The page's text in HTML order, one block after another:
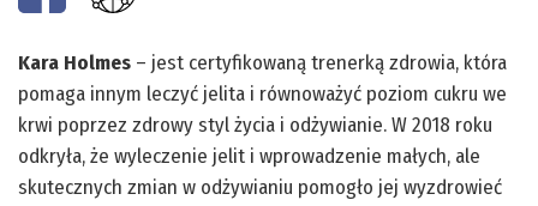
Kara Holmes – jest certyfikowaną trenerką zdrowia, która
pomaga innym leczyć jelita i równoważyć poziom cukru we
krwi poprzez zdrowy styl życia i odżywianie. W 2018 roku
odkryła, że wyleczenie jelit i wprowadzenie małych, ale
skutecznych zmian w odżywianiu pomogło jej wyzdrowieć